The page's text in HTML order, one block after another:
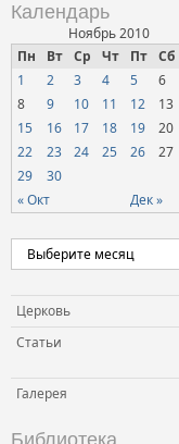
Календарь
Ноябрь 2010
Пн
Вт Ср Чт Пт Сб
« Окт Дек »
1 2 3 4 5 6
8
9 10 11 12 13
15
16 17 18 19 20
22
23 24 25 26 27
29
30
Церковь
Статьи
Галерея
Библиотека